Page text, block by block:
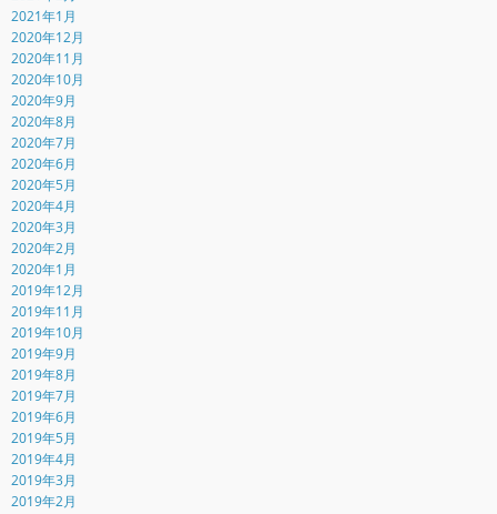
2021年1月
2020年12月
2020年11月
2020年10月
2020年9月
2020年8月
2020年7月
2020年6月
2020年5月
2020年4月
2020年3月
2020年2月
2020年1月
2019年12月
2019年11月
2019年10月
2019年9月
2019年8月
2019年7月
2019年6月
2019年5月
2019年4月
2019年3月
2019年2月